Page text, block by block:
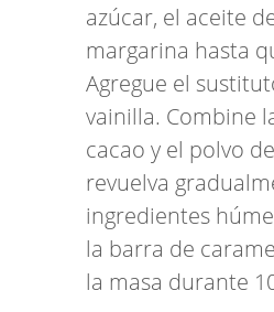
azúcar, el aceite
margarina hasta
Agregue el
vainilla. Combine
cacao y el polvo
revuelva
ingredientes
la barra de
la masa durante